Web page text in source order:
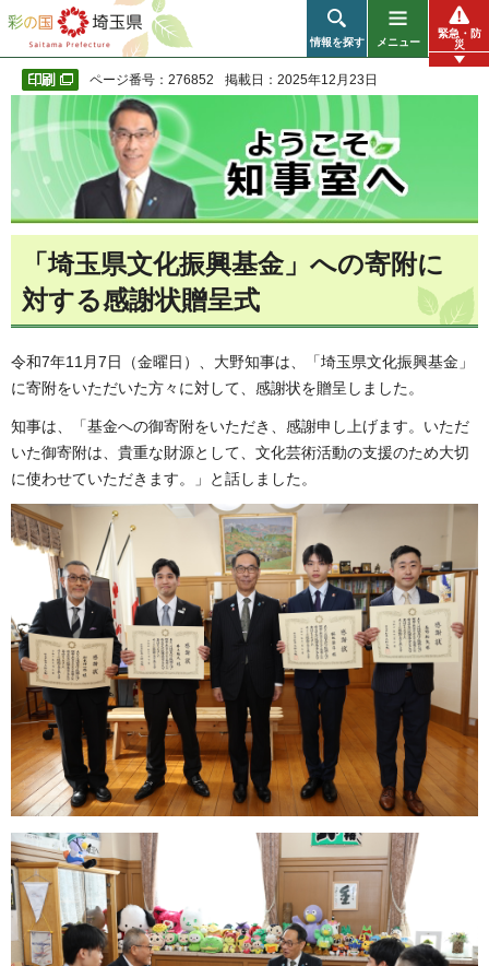
彩の国 埼玉県
情報を探す メニュー
緊急・防
災
ページ番号：276852 掲載日：2025年12月23日
「埼玉県文化振興基金」への寄附に
対する感謝状贈呈式
令和7年11月7日（金曜日）、大野知事は、「埼玉県文化振興基金」
に寄附をいただいた方々に対して、感謝状を贈呈しました。
知事は、「基金への御寄附をいただき、感謝申し上げます。いただ
いた御寄附は、貴重な財源として、文化芸術活動の支援のため大切
に使わせていただきます。」と話しました。